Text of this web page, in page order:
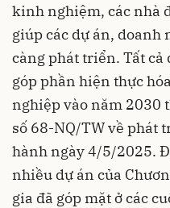
kinh nghiệm, các nhà
giúp các dự án,
càng phát triển. Tất
góp phần hiện thực
nghiệp vào năm 2030
số 68-NQ/TW về phát
hành ngày 4/5/2025.
nhiều dự án của
gia đã góp mặt ở các